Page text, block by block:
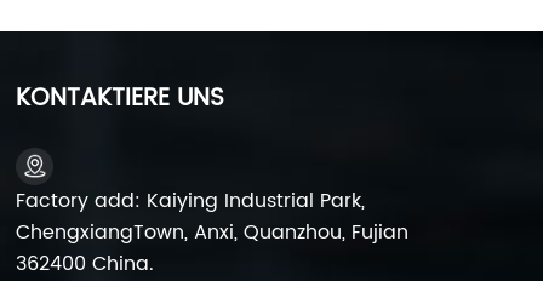
KONTAKTIERE UNS
Factory add: Kaiying Industrial Park,
ChengxiangTown, Anxi, Quanzhou, Fujian
362400 China.